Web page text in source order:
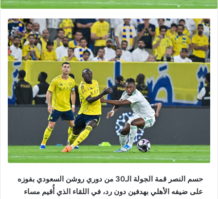
حسم النصر قمة الجولة الـ30 من دوري روشن السعودي بفوزه
على ضيفه الأهلي بهدفين دون رد، في اللقاء الذي أُقيم مساء